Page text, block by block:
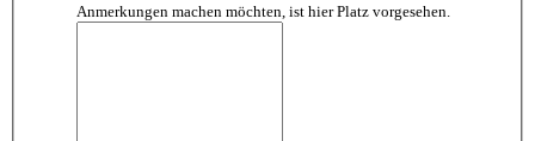
Anmerkungen machen möchten, ist hier Platz vorgesehen.